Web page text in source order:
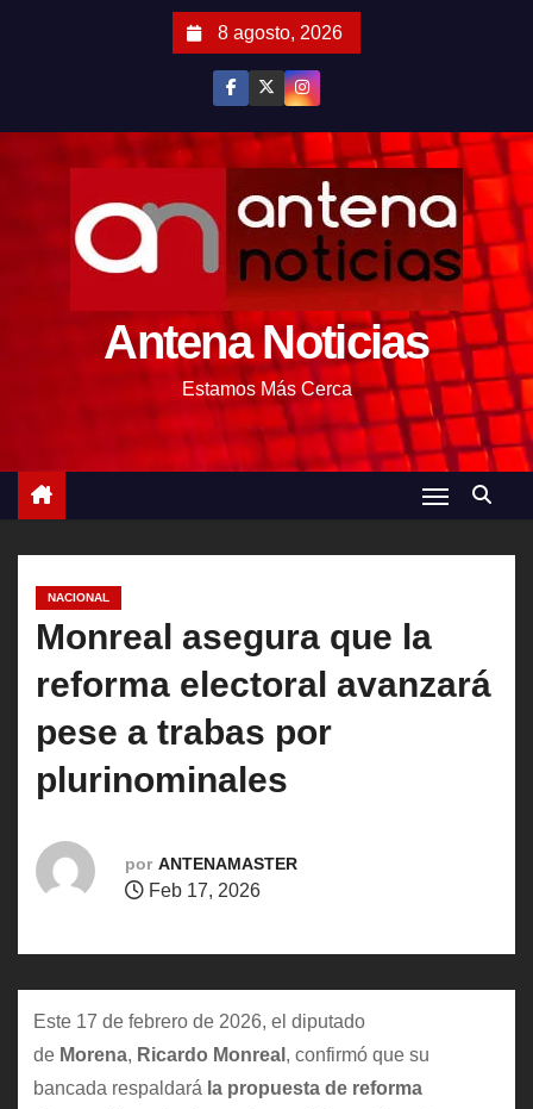
8 agosto, 2026
Antena Noticias
Estamos Más Cerca
NACIONAL
Monreal asegura que la
reforma electoral avanzará
pese a trabas por
plurinominales
por ANTENAMASTER
Feb 17, 2026
Este 17 de febrero de 2026, el diputado
de Morena, Ricardo Monreal , confirmó que su
bancada respaldará la propuesta de reforma